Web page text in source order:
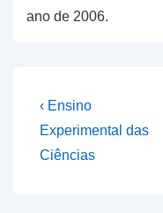
ano de 2006.
Navegação
de
artigos
Previous
Post
is
‹ Ensino
Experimental das
Ciências